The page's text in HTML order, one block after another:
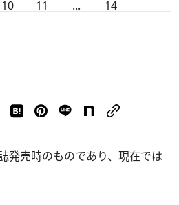
10 11 ... 14
発売時のものであり、現在では